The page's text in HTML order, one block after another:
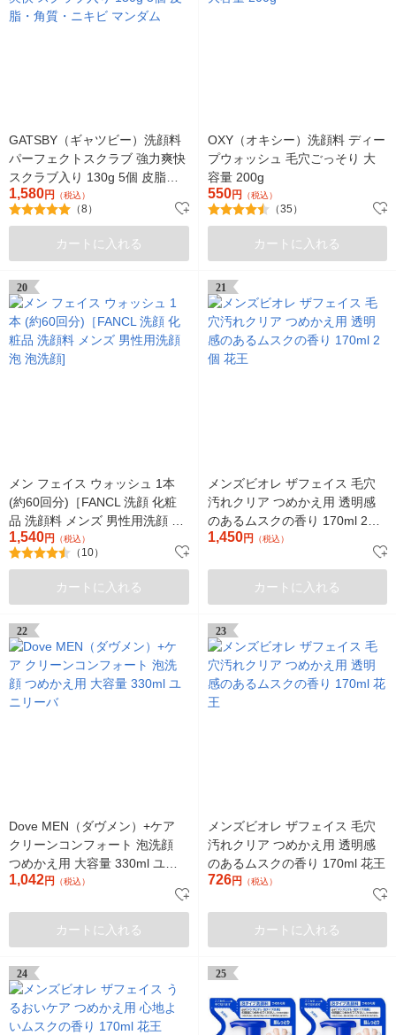
GATSBY（ギャツビー）洗顔料
パーフェクトスクラブ 強力爽快
スクラブ入り 130g 5個 皮脂・
角質・ニキビ マンダム
1,580円 （税込）
（8）
カートに入れる
OXY（オキシー）洗顔料 ディー
プウォッシュ 毛穴ごっそり 大
容量 200g
550円 （税込）
（35）
カートに入れる
20
メン フェイス ウォッシュ 1本
(約60回分)［FANCL 洗顔 化粧
品 洗顔料 メンズ 男性用洗顔 泡
泡洗顔]
1,540円 （税込）
（10）
カートに入れる
21
メンズビオレ ザフェイス 毛穴
汚れクリア つめかえ用 透明感
のあるムスクの香り 170ml 2個
花王
1,450円 （税込）
カートに入れる
22
Dove MEN（ダヴメン）+ケア
クリーンコンフォート 泡洗顔
つめかえ用 大容量 330ml ユニ
リーバ
1,042円 （税込）
カートに入れる
23
メンズビオレ ザフェイス 毛穴
汚れクリア つめかえ用 透明感
のあるムスクの香り 170ml 花王
726円 （税込）
カートに入れる
24 25